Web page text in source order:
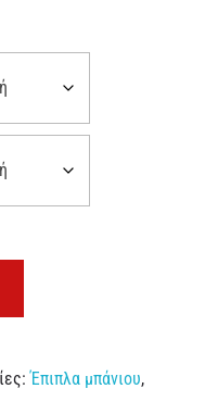
Έπιπλα μπάνιου,